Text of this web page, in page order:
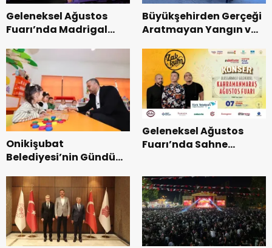
Geleneksel Ağustos
Fuarı’nda Madrigal
Büyükşehirden Gerçeği
Aratmayan Yangın ve
Onikişubat
Belediyesi’nin Gündüz
dönemin ön kayıtları
başladı.
Geleneksel Ağustos
Fuarı’nda Sahne